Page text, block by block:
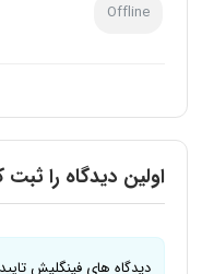
Offline
اولین دیدگاه را ثبت
دیدگاه های فینگلیش